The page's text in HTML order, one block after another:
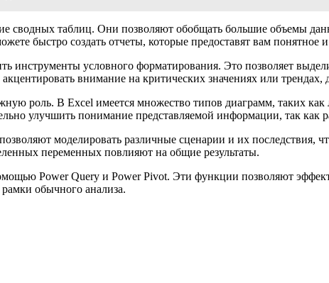
сводных таблиц. Они позволяют обобщать большие объемы
быстро создать отчеты, которые предоставят вам понятное
инструменты условного форматирования. Это позволяет
внимание на критических значениях или
роль. В Excel имеется множество типов диаграмм, таких
улучшить понимание представляемой информации, так как
моделировать различные сценарии и их последствия,
переменных повлияют на общие результаты.
Power Query и Power Pivot. Эти функции позволяют
обычного анализа.